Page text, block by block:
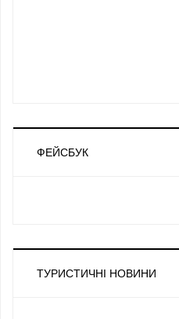
ФЕЙСБУК
ТУРИСТИЧНІ НОВИНИ